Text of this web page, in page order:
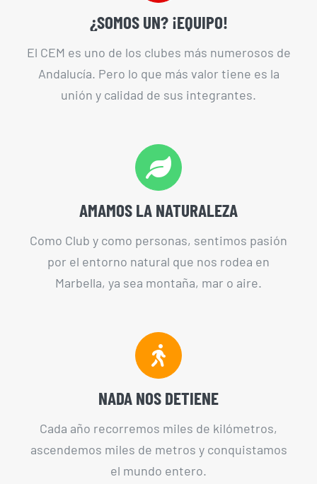
¿SOMOS UN? ¡EQUIPO!
El CEM es uno de los clubes más numerosos de
Andalucía. Pero lo que más valor tiene es la
unión y calidad de sus integrantes.
AMAMOS LA NATURALEZA
Como Club y como personas, sentimos pasión
por el entorno natural que nos rodea en
Marbella, ya sea montaña, mar o aire.
NADA NOS DETIENE
Cada año recorremos miles de kilómetros,
ascendemos miles de metros y conquistamos
el mundo entero.